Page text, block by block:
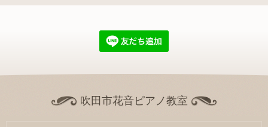
吹田市花音ピアノ教室